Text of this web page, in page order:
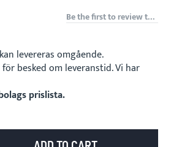
Be the first to review this product
levereras omgående.
besked om leveranstid. Vi har
prislista.